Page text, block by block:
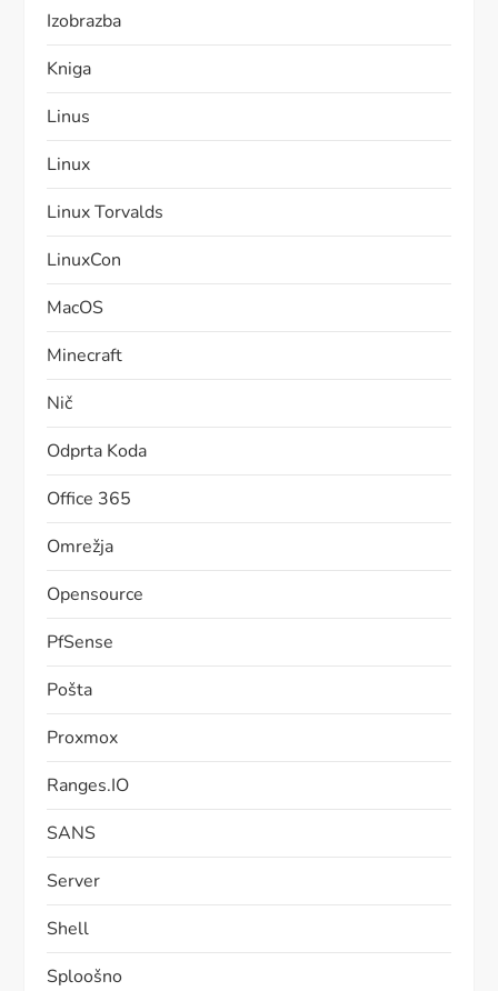
Izobrazba
Kniga
Linus
Linux
Linux Torvalds
LinuxCon
MacOS
Minecraft
Nič
Odprta Koda
Office 365
Omrežja
Opensource
PfSense
Pošta
Proxmox
Ranges.IO
SANS
Server
Shell
Sploošno